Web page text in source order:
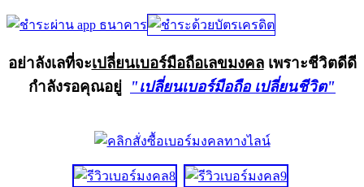
อย่าลังเลที่จะเปลี่ยนเบอร์มือถือเลขมงคลเพราะชีวิตดีดี
กำลังรอคุณอยู่
"เปลี่ยนเบอร์มือถือ เปลี่ยนชีวิต"